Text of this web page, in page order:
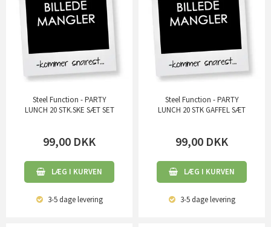
Steel Function - PARTY
LUNCH 20 STK.SKE SÆT SET
99,00 DKK
LÆG I KURVEN
3-5 dagelevering
Steel Function - PARTY
LUNCH 20 STK GAFFEL SÆT
99,00 DKK
LÆG I KURVEN
3-5 dagelevering